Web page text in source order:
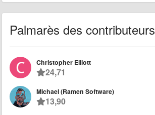
Palmarès des contributeurs
Christopher Elliott
24,71
Michael (Ramen Software)
13,90